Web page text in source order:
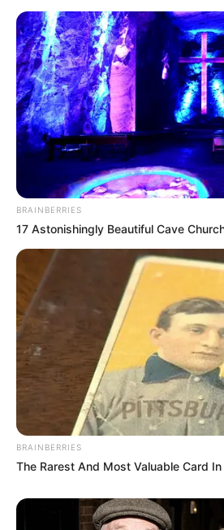
BRAINBERRIES
17 Astonishingly Beautiful Cave
BRAINBERRIES
The Rarest And Most Valuable Card